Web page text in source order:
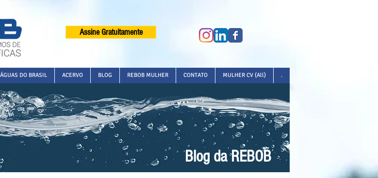
Assine Gratuitamente
DO BRASIL ACERVO BLOG REBOB MULHER CONTATO MULHER CV (All) .
Blog da REBOB